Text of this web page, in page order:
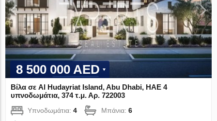
8 500 000 AED
Βίλα σε Al Hudayriat Island, Abu Dhabi, ΗΑΕ 4
υπνοδωμάτια, 374 τ.μ. Αρ. 722003
Υπνοδωμάτια:4 Μπάνια:6